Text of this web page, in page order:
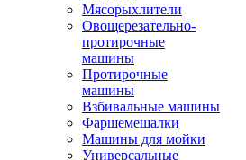
Мясорыхлители
Овощерезательно-
протирочные
машины
Протирочные
машины
Взбивальные машины
Фаршемешалки
Машины для мойки
Универсальные